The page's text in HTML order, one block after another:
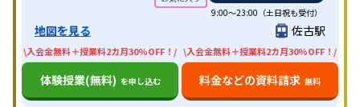
9:00～23:00（土日祝も受付）
地図を見る 佐古駅
\入会金無料＋授業料2カ月30%OFF！/
体験授業(無料) を申し込む
\入会金無料＋授業料2カ月30%OFF！/
料金などの資料請求 無料